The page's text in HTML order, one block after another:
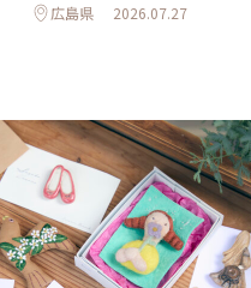
広島県 2026.07.27